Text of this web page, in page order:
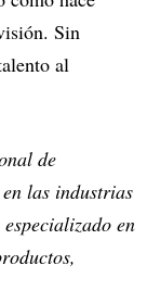
Sin
al
de
las industrias
en